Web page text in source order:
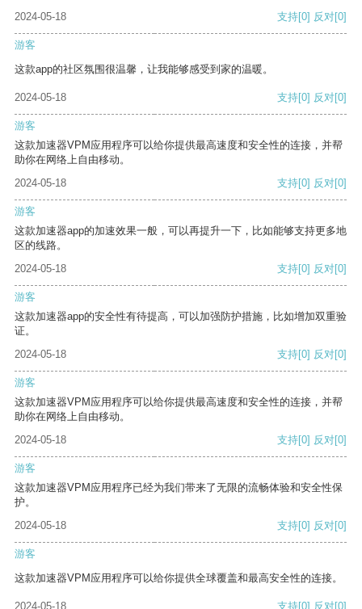
2024-05-18 支持[0] 反对[0]
游客
这款app的社区氛围很温馨，让我能够感受到家的温暖。
2024-05-18 支持[0] 反对[0]
游客
这款加速器VPM应用程序可以给你提供最高速度和安全性的连接，并帮
助你在网络上自由移动。
2024-05-18
支持[0] 反对[0]
游客
这款加速器app的加速效果一般，可以再提升一下，比如能够支持更多地
区的线路。
2024-05-18
支持[0] 反对[0]
游客
这款加速器app的安全性有待提高，可以加强防护措施，比如增加双重验
证。
2024-05-18
支持[0] 反对[0]
游客
这款加速器VPM应用程序可以给你提供最高速度和安全性的连接，并帮
助你在网络上自由移动。
2024-05-18
支持[0] 反对[0]
游客
这款加速器VPM应用程序已经为我们带来了无限的流畅体验和安全性保
护。
2024-05-18
支持[0] 反对[0]
游客
这款加速器VPM应用程序可以给你提供全球覆盖和最高安全性的连接。
2024-05-18 支持[0] 反对[0]